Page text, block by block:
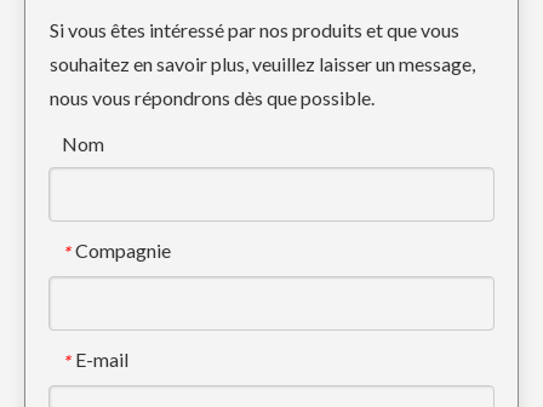
Doosan Bucket Tiger Tooth Adaptateur de dent de godet ISO DH150
Si vous êtes intéressé par nos produits et que vous
souhaitez en savoir plus, veuillez laisser un message,
nous vous répondrons dès que possible.
Nom
* Compagnie
* E-mail